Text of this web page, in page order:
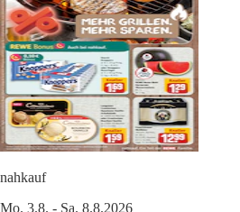
nahkauf
Mo. 3.8. - Sa. 8.8.2026